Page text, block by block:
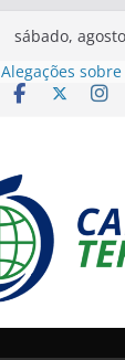
sábado,
Alegações
Vorcaro
manutenção
Operação da
plantação de
armas na zona
Raimundo
JEPIs 2026